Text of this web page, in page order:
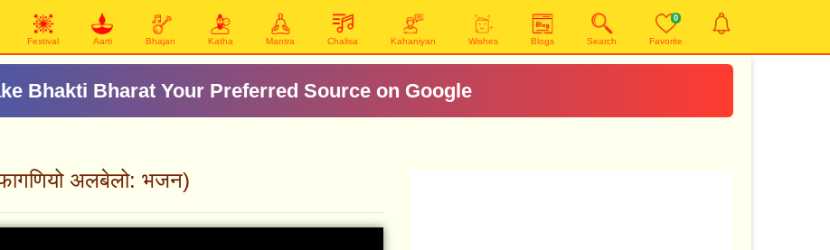
Festival Aarti Bhajan Katha Mantra Chalisa Kahaniyan Wishes Blogs Search
0
Favorite
Bhakti Bharat Your Preferred Source on Google
अलबेलो: भजन)